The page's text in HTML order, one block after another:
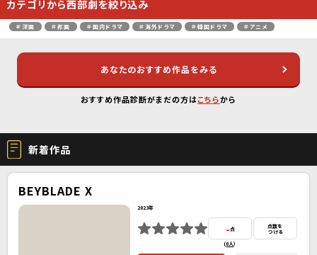
カテゴリから西部劇を絞り込み
＃洋画 ＃邦画 ＃国内ドラマ ＃海外ドラマ ＃韓国ドラマ ＃アニメ
あなたのおすすめ作品をみる
おすすめ作品診断がまだの方はこちらから
新着作品
BEYBLADE X
2023年
- 点
(0人）
点数を
つける